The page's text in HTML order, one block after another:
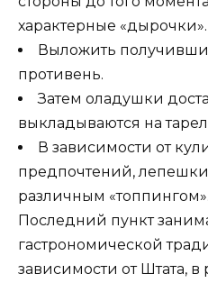
характерные «дырочки».
Выложить
противень.
Затем оладушки
выкладываются на
В зависимости от
предпочтений,
различным «топпингом».
Последний пункт
гастрономической
зависимости от Штата, в